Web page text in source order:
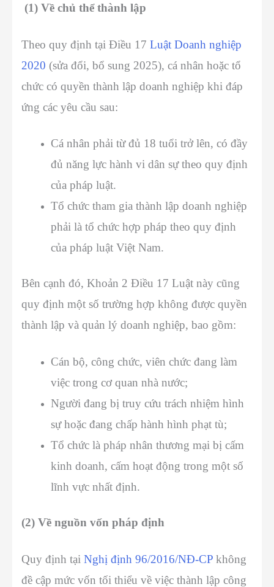
(1) Về chủ thể thành lập
Theo quy định tại Điều 17 Luật Doanh nghiệp
2020 (sửa đổi, bổ sung 2025), cá nhân hoặc tổ
chức có quyền thành lập doanh nghiệp khi đáp
ứng các yêu cầu sau:
Cá nhân phải từ đủ 18 tuổi trở lên, có đầy
đủ năng lực hành vi dân sự theo quy định
của pháp luật.
Tổ chức tham gia thành lập doanh nghiệp
phải là tổ chức hợp pháp theo quy định
của pháp luật Việt Nam.
Bên cạnh đó, Khoản 2 Điều 17 Luật này cũng
quy định một số trường hợp không được quyền
thành lập và quản lý doanh nghiệp, bao gồm:
Cán bộ, công chức, viên chức đang làm
việc trong cơ quan nhà nước;
Người đang bị truy cứu trách nhiệm hình
sự hoặc đang chấp hành hình phạt tù;
Tổ chức là pháp nhân thương mại bị cấm
kinh doanh, cấm hoạt động trong một số
lĩnh vực nhất định.
(2) Về nguồn vốn pháp định
Quy định tại Nghị định 96/2016/NĐ-CP không
đề cập mức vốn tối thiểu về việc thành lập công